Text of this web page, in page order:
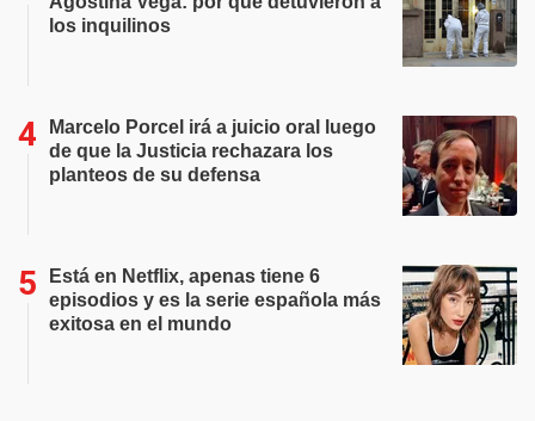
los inquilinos
Marcelo Porcel irá a juicio oral luego
de que la Justicia rechazara los
planteos de su defensa
Está en Netflix, apenas tiene 6
episodios y es la serie española más
exitosa en el mundo